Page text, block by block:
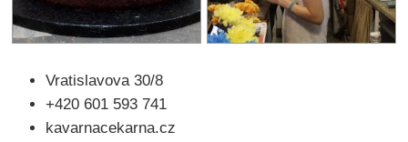
Vratislavova 30/8
+420 601 593 741
kavarnacekarna.cz